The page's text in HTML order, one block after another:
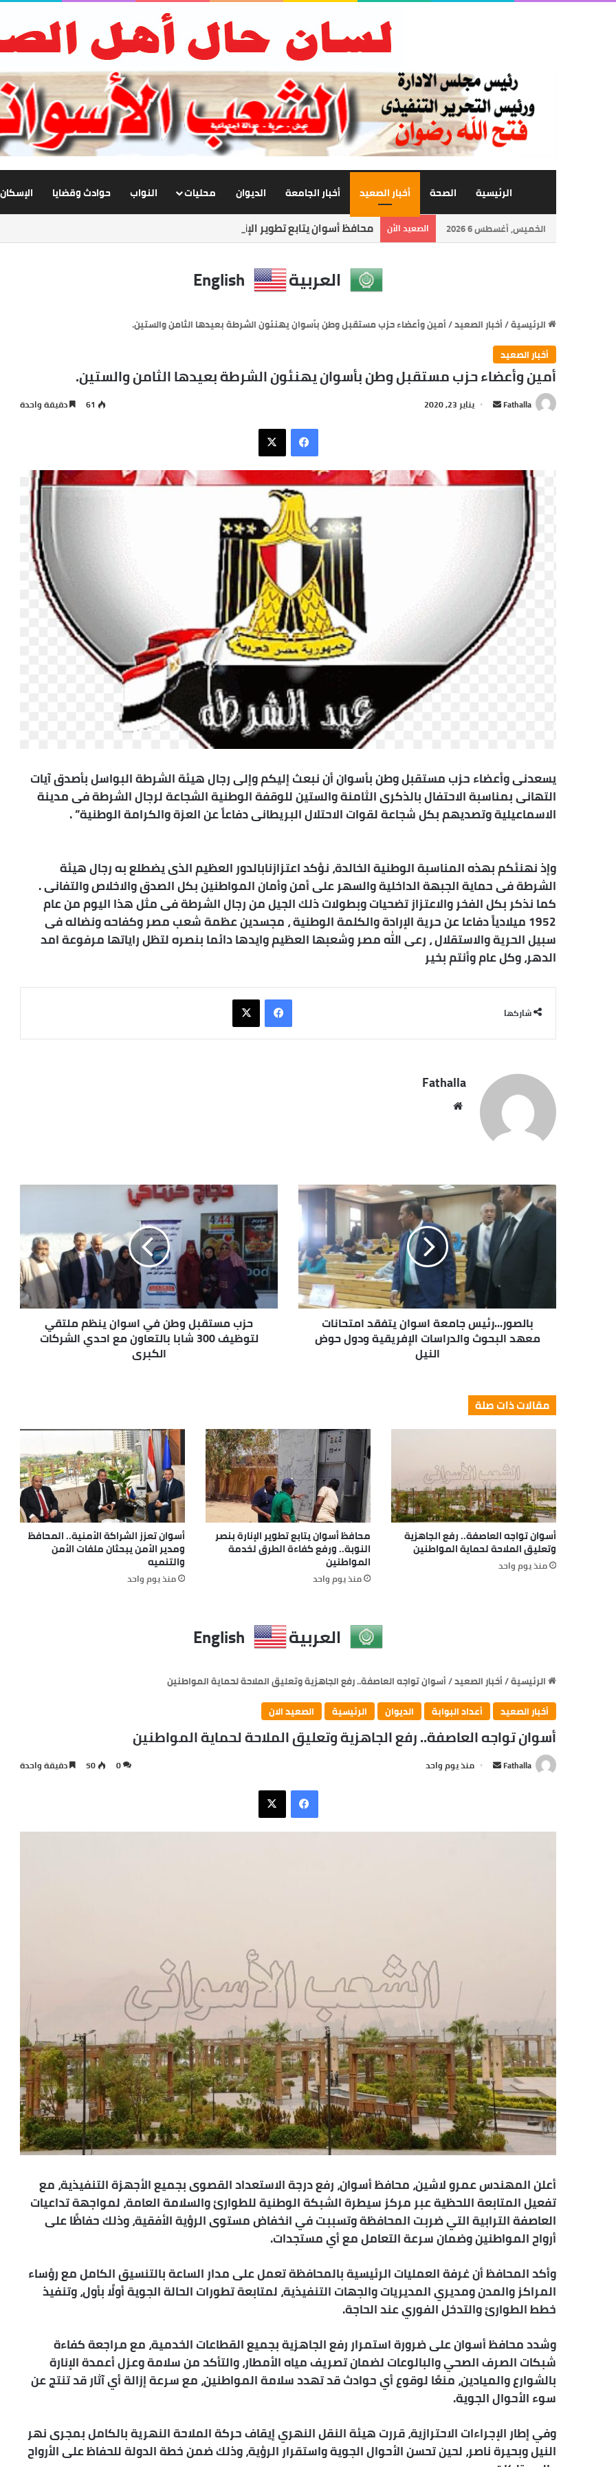
الرئيسية الصحة أخبار الصعيد أخبار الجامعة الديوان محليات النواب حوادث وقضايا الإسكان
الخميس, أغسطس 6 2026 الصعيد الأن محافظ أسوان يتابع تطوير الإنارة بنصر النوبة.. ورفع كفاءة الطرق لخدمة المواطنين
العربية English
الرئيسية/أخبار الصعيد/أمين وأعضاء حزب مستقبل وطن بأسوان يهنئون الشرطة بعيدها الثامن والستين.
أخبار الصعيد
أمين وأعضاء حزب مستقبل وطن بأسوان يهنئون الشرطة بعيدها الثامن والستين.
Fathalla
أرسل يناير 23, 2020 61 دقيقة واحدة
فيسبوك
X
يسعدنى وأعضاء حزب مستقبل وطن بأسوان أن نبعث إليكم وإلى رجال هيئة الشرطة البواسل بأصدق آيات
التهانى بمناسبة الاحتفال بالذكرى الثامنة والستين للوقفة الوطنية الشجاعة لرجال الشرطة فى مدينة
الاسماعيلية وتصديهم بكل شجاعة لقوات الاحتلال البريطانى دفاعاً عن العزة والكرامة الوطنية” .
وإذ نهنئكم بهذه المناسبة الوطنية الخالدة، نؤكد اعتزازنابالدور العظيم الذى يضطلع به رجال هيئة
الشرطة فى حماية الجبهة الداخلية والسهر على أمن وأمان المواطنين بكل الصدق والاخلاص والتفانى .
كما نذكر بكل الفخر والاعتزاز تضحيات وبطولات ذلك الجيل من رجال الشرطة فى مثل هذا اليوم من عام
1952 ميلادياً دفاعا عن حرية الإرادة والكلمة الوطنية ، مجسدين عظمة شعب مصر وكفاحه ونضاله فى
سبيل الحرية والاستقلال ، رعى الله مصر وشعبها العظيم وايدها دائما بنصره لتظل راياتها مرفوعة امد
الدهر، وكل عام وأنتم بخير
شاركها
فيسبوك
X
Fathalla
بالصور...رئيس جامعة اسوان يتفقد امتحانات
معهد البحوث والدراسات الإفريقية ودول حوض
النيل
حزب مستقبل وطن في اسوان ينظم ملتقي
لتوظيف 300 شابا بالتعاون مع احدي الشركات
الكبري
مقالات ذات صلة
أسوان تواجه العاصفة.. رفع الجاهزية
وتعليق الملاحة لحماية المواطنين
منذ يوم واحد
محافظ أسوان يتابع تطوير الإنارة بنصر
النوبة.. ورفع كفاءة الطرق لخدمة
المواطنين
منذ يوم واحد
أسوان تعزز الشراكة الأمنية.. المحافظ
ومدير الأمن يبحثان ملفات الأمن
والتنميه
منذ يوم واحد